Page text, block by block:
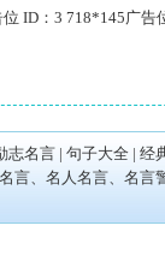
位 ID：3 718*145广告
志名言 | 句子大全 | 经
言、名人名言、名